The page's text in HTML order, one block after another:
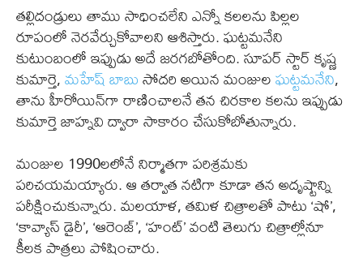
తల్లిదండ్రులు తాము సాధించలేని ఎన్నో కలలను పిల్లల
రూపంలో నెరవేర్చుకోవాలని ఆశిస్తారు. ఘట్టమనేని
కుటుంబంలో ఇప్పుడు అదే జరగబోతోంది. సూపర్ స్టార్ కృష్ణ
కుమార్తె,మహేష్ బాబుసోదరి అయిన మంజులఘట్టమనేని,
తాను హీరోయిన్‌గా రాణించాలనే తన చిరకాల కలను ఇప్పుడు
కుమార్తె జాహ్నవి ద్వారా సాకారం చేసుకోబోతున్నారు.
మంజుల 1990లలోనే నిర్మాతగా పరిశ్రమకు
పరిచయమయ్యారు. ఆ తర్వాత నటిగా కూడా తన అదృష్టాన్ని
పరీక్షించుకున్నారు. మలయాళ, తమిళ చిత్రాలతో పాటు ‘షో’,
‘కావ్యాస్ డైరీ’, ‘ఆరెంజ్’, ‘హంట్’ వంటి తెలుగు చిత్రాల్లోనూ
కీలక పాత్రలు పోషించారు.